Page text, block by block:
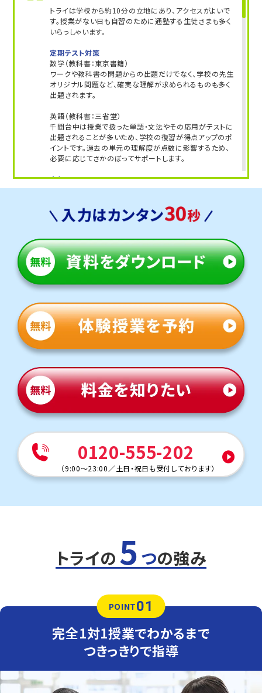
トライは学校から約10分の立地にあり、アクセスがよいで
す。授業がない日も自習のために通塾する生徒さまも多く
いらっしゃいます。
定期テスト対策
数学（教科書：東京書籍）
ワークや教科書の問題からの出題だけでなく、学校の先生
オリジナル問題など、確実な理解が求められるものも多く
出題されます。
英語（教科書：三省堂）
千間台中は授業で扱った単語・文法やその応用がテストに
出題されることが多いため、学校の復習が得点アップのポ
イントです。過去の単元の理解度が点数に影響するため、
必要に応じてさかのぼってサポートします。
人気のコース
・公立入試対策コース
トライは学校から約15分の立地にあり、自転車で通塾する
生徒さまも多くいらっしゃいます。気軽に通える距離なの
で、部活動との両立にも安心です。
定期テスト対策
数学（教科書：東京書籍）
春日部南中は授業で扱った問題や類題が中心となるため、
理解を定着させることが重要です。トライでは学校で解け
なかった問題を一つひとつ克服し、自信を持ってテスト本番
英語（教科書：開隆堂）
授業で扱った単語・文法やその応用がテストに出題される
ことが多いため、学校の復習が得点アップのポイントです。
過去の単元の理解度が点数に影響するため、必要に応じ
・定期テスト・内申点対策コース
・公立入試対策コース
平方中学校
生徒さまも多くいらっしゃいます。気軽に通える距離なの
数学（教科書：東京書籍）
授業で扱った問題や類題が中心となるため、理解を定着さ
せることが重要です。トライでは学校で解けなかった問題
英語（教科書：三省堂）
授業で扱った単語・文法やその応用がテストに出題される
ことが多いため、学校の復習が得点アップのポイントです。
過去の単元の理解度が点数に影響するため、必要に応じ
てさかのぼってサポートします。
人気のコース
0120-555-202
（9:00～23:00 ／土日・祝日も受付しております）
トライの 5 つの強み
POINT01
完全1対1授業でわかるまで
つきっきりで指導